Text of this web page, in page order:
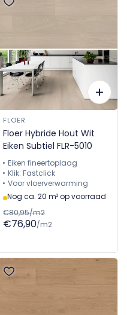
FLOER
Floer Hybride Hout Wit
Eiken Subtiel FLR-5010
Eiken fineertoplaag
Klik: Fastclick
Voor vloerverwarming
Nog ca. 20 m² op voorraad
€80,95/m2
€76,90/m2